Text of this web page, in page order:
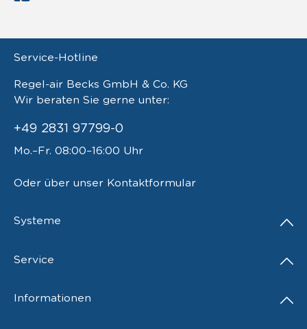
Service-Hotline
Regel-air Becks GmbH & Co. KG
Wir beraten Sie gerne unter:
+49 2831 97799-0
Mo.–Fr. 08:00–16:00 Uhr
Oder über unser Kontaktformular
Systeme
Service
Informationen